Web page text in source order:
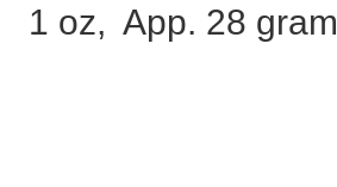
1 oz, App. 28 gram